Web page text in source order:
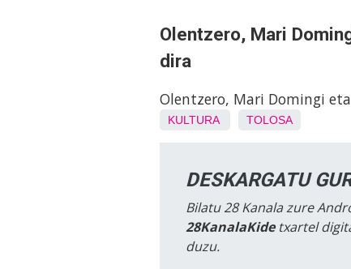
Olentzero, Mari
dira
Olentzero, Mari Domingi
KULTURA TOLOSA
DESKARGATU
Bilatu 28 Kanala zure
28KanalaKidetxartel
duzu.